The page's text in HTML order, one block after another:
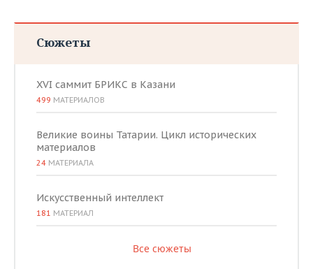
Сюжеты
XVI саммит БРИКС в Казани
499 МАТЕРИАЛОВ
Великие воины Татарии. Цикл исторических
материалов
24 МАТЕРИАЛА
Искусственный интеллект
181 МАТЕРИАЛ
Все сюжеты